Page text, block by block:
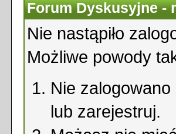
Forum Dyskusyjne -
Nie nastąpiło
Możliwe powody
Nie
lub zarejestruj.